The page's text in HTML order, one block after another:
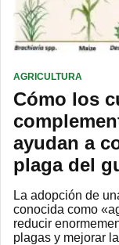
AGRICULTURA
Cómo los
ayudan a
plaga del
La adopción de
conocida como
reducir
plagas y mejorar